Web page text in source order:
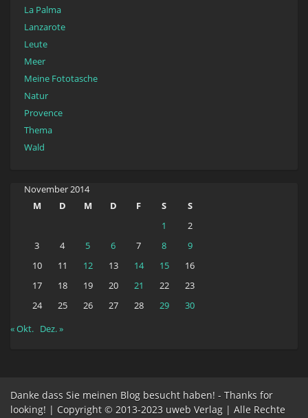
La Palma
Lanzarote
Leute
Meer
Meine Fototasche
Natur
Provence
Thema
Wald
November 2014
M
D M D F S
S
1
2
3
4 5 6 7 8
9
10
11 12 13 14 15
16
17
18 19 20 21 22
23
24
25 26 27 28 29
30
« Okt. Dez. »
Danke dass Sie meinen Blog besucht haben! - Thanks for
looking! | Copyright © 2013-2023 uweb Verlag | Alle Rechte